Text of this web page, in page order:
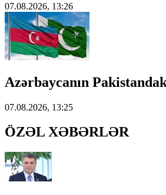
07.08.2026, 13:26
Azərbaycanın
07.08.2026, 13:25
ÖZƏL XƏBƏRLƏR